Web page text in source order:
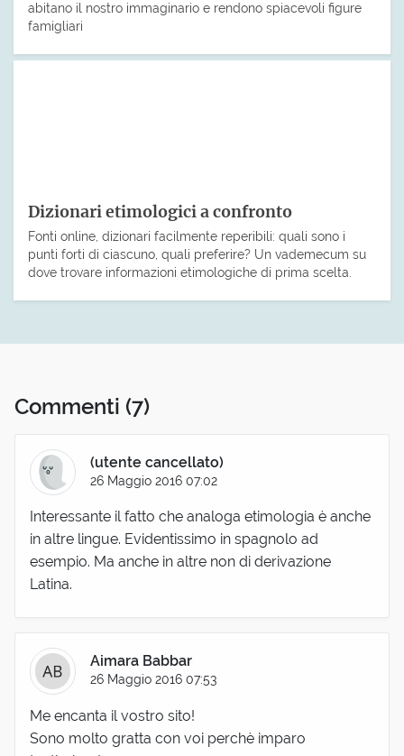
abitano il nostro immaginario e rendono spiacevoli figure
famigliari
Dizionari etimologici a confronto
Fonti online, dizionari facilmente reperibili: quali sono i
punti forti di ciascuno, quali preferire? Un vademecum su
dove trovare informazioni etimologiche di prima scelta.
Commenti (7)
(utente cancellato)
26 Maggio 2016 07:02
Interessante il fatto che analoga etimologia è anche
in altre lingue. Evidentissimo in spagnolo ad
esempio. Ma anche in altre non di derivazione
Latina.
Aimara Babbar
26 Maggio 2016 07:53
Me encanta il vostro sito!
Sono molto gratta con voi perchè imparo